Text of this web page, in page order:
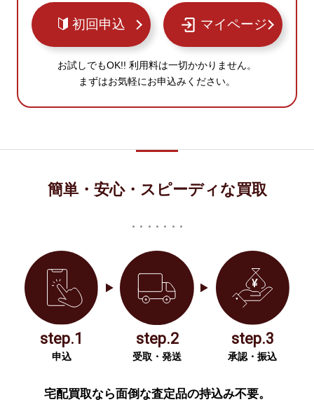
初回申込 マイページ
お試しでもOK!! 利用料は一切かかりません。
まずはお気軽にお申込みください。
簡単・安心・スピーディな買取
step.1
申込
step.2
受取・発送
step.3
承認・振込
宅配買取なら面倒な査定品の持込み不要。